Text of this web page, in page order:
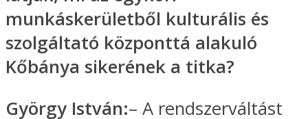
munkáskerületből kulturális és
szolgáltató központtá alakuló
Kőbánya sikerének a titka?
György István:– A rendszerváltást